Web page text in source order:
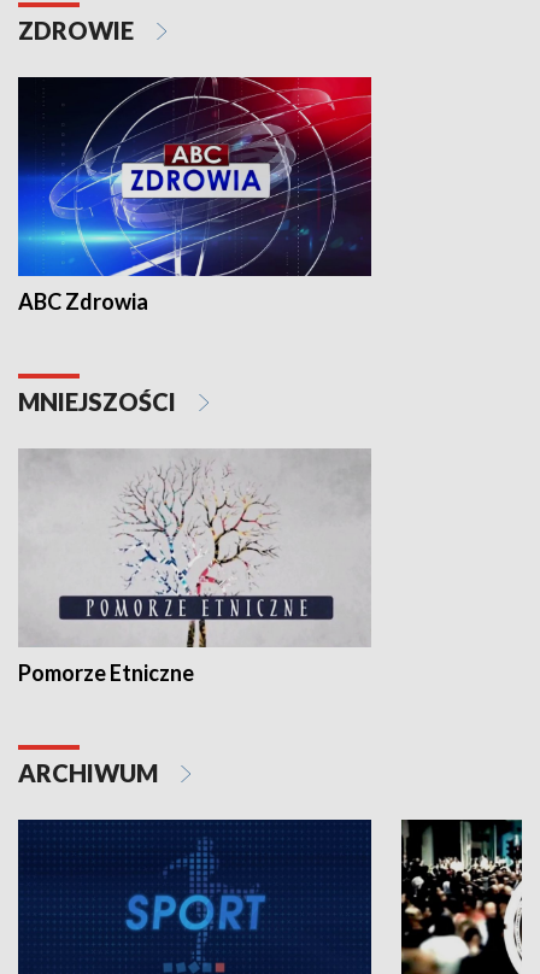
ZDROWIE
ABC Zdrowia
MNIEJSZOŚCI
Pomorze Etniczne
ARCHIWUM